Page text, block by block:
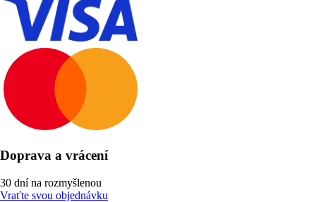
Doprava a vrácení
30 dní na rozmyšlenou
Vraťte svou objednávku